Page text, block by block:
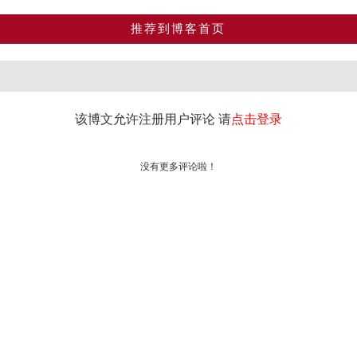
推荐到博客首页
该博文允许注册用户评论 请点击登录
没有更多评论啦！